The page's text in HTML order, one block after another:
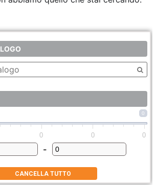
0
0 0 0
Minimum Price
-
Maximum Price
CANCELLA TUTTO